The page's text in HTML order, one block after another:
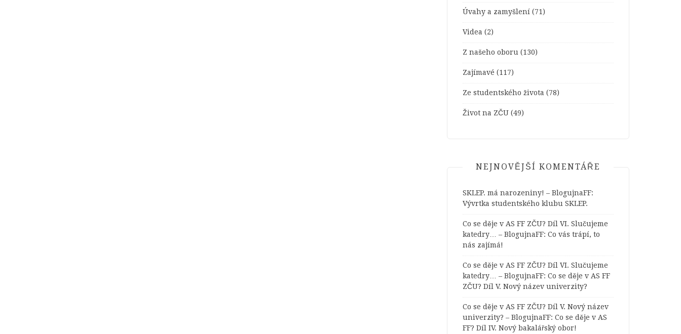
Úvahy a zamyšlení (71)
Videa (2)
Z našeho oboru (130)
Zajímavé (117)
Ze studentského života (78)
Život na ZČU (49)
NEJNOVĚJŠÍ KOMENTÁŘE
SKLEP. má narozeniny! – BlogujnaFF:
Vývrtka studentského klubu SKLEP.
Co se děje v AS FF ZČU? Díl VI. Slučujeme
katedry… – BlogujnaFF: Co vás trápí, to
nás zajímá!
Co se děje v AS FF ZČU? Díl VI. Slučujeme
katedry… – BlogujnaFF: Co se děje v AS FF
ZČU? Díl V. Nový název univerzity?
Co se děje v AS FF ZČU? Díl V. Nový název
univerzity? – BlogujnaFF: Co se děje v AS
FF? Díl IV. Nový bakalářský obor!